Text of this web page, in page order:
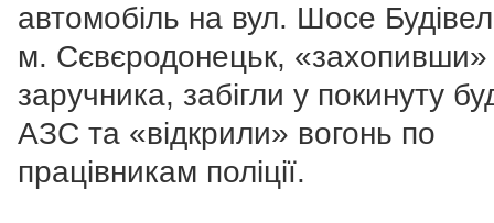
автомобіль на вул. Шосе
м. Сєвєродонецьк, «захопивши»
заручника, забігли у покинуту
АЗС та «відкрили» вогонь по
працівникам поліції.